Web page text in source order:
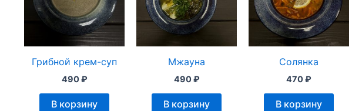
Грибной крем-суп
490₽
В корзину
Мжауна
490₽
В корзину
Солянка
470₽
В корзину